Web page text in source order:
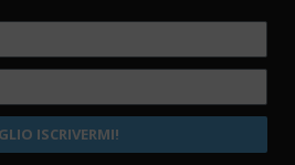
ISCRIVERMI!